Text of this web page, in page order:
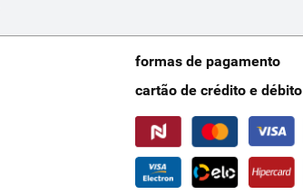
formas de pagamento
cartão de crédito e débito